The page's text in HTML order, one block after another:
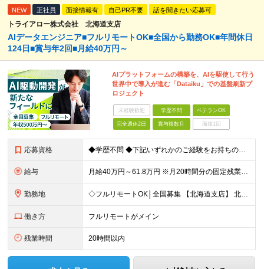
NEW 正社員 面接情報有 自己PR不要 話を聞きたい応募可
トライアロー株式会社 北海道支店
AIデータエンジニア■フルリモートOK■全国から勤務OK■年間休日
124日■賞与年2回■月給40万円～
AIプラットフォームの構築を、AIを駆使して行う
世界中で導入が進む「Dataiku」での基盤刷新プ
ロジェクト
未経験歓迎 学歴不問 ベテランOK
完全週休2日 賞与複数月 面接1回
応募資格 ◆学歴不問 ◆下記いずれかのご経験をお持ちの方 ・Webアプリケーション開発の実務経験（目安：7年以上） ・要件定義・基本設計など、上流工程の経験（目安：3年以上） ・Pythonでの開発経験（目安：
給与 月給40万円～61.8万円 ※月20時間分の固定残業代（58,000円～）を含む。超過時間分を別途支給 ※年齢、経験、スキル、前職給与などを考慮のうえ、決定いたします。 ※試用期間6ヶ月あり。期間中
勤務地 ◇フルリモートOK│全国募集 【北海道支店】 北海道札幌市中央区南一条西2丁目5番地 ※(変更の範囲)上記を除く当社関連勤務地 ※通勤不要
働き方 フルリモートがメイン
残業時間 20時間以内